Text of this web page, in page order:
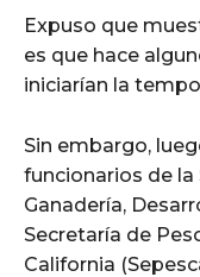
Expuso que
es que hace
iniciarían la
Sin embargo,
funcionarios de la
Ganadería,
Secretaría de
California